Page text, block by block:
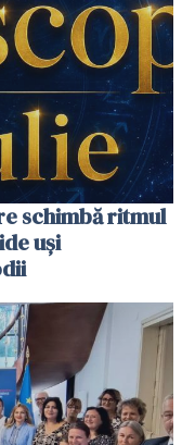
schimbă ritmul
uși